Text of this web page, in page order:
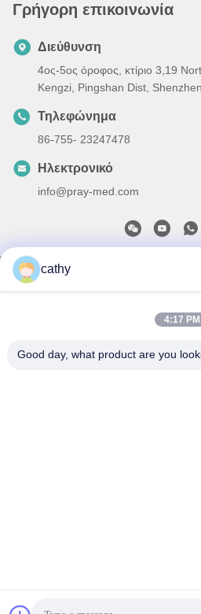
Γρήγορη επικοινωνία
Διεύθυνση
4ος-5ος όροφος, κτίριο 3,19
Kengzi, Pingshan Dist,
Τηλεφώνημα
86-755- 23247478
Ηλεκτρονικό
info@pray-med.com
Πολιτική απορρήτου
χρήσης Spo2 αισθητήρας
Pray-med Technology Co.,Ltd .
cathy
4:17 PM
Good day, what product are you